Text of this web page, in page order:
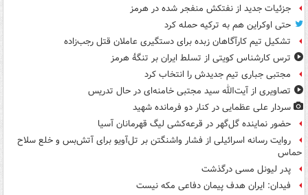
جزئیات جدید از نفتکش منفجر شده در هرمز
حتی اوکراین هم به ترکیه حمله کرد
تشکیل تیم کارآگاهان زبده برای دستگیری عاملان قتل رجب‌زاده
ترس کارشناس کویتی از تسلط ایران بر تنگۀ هرمز
مجتبی جباری تیم جدیدش را انتخاب کرد
تصاویری از آیت‌الله سید مجتبی خامنه‌ای در حال تدریس
سردار علی عظمایی در کنار دو فرمانده شهید
حضور نماینده گل‌گهر در قرعه‌کشی لیگ قهرمانان آسیا
روایت رسانه اسرائیلی از فشار واشنگتن بر تل‌آویو برای آتش‌بس و خلع سلاح
حماس
پدر لیونل مسی درگذشت
فیدان: ایران هدف پیمان دفاعی مکه نیست